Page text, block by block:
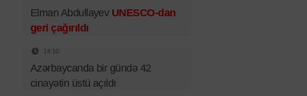
Elman Abdullayev UNESCO-dan
geri çağırıldı
14:10
Azərbaycanda bir gündə 42
cinayətin üstü açıldı